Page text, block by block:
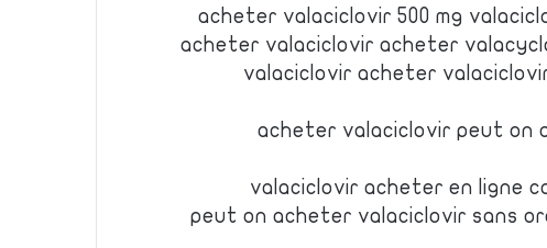
acheter valaciclovir 500 mg
acheter valaciclovir acheter
valaciclovir acheter
acheter valaciclovir peut on
valaciclovir acheter en ligne
peut on acheter valaciclovir sans